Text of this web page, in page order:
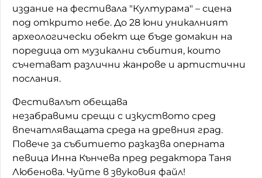
издание на фестивала "Културама" – сцена
под открито небе. До 28 юни уникалният
археологически обект ще бъде домакин на
поредица от музикални събития, които
съчетават различни жанрове и артистични
послания.
Фестивалът обещава
незабравими срещи с изкуството сред
впечатляващата среда на древния град.
Повече за събитието разказва оперната
певица Инна Кънчева пред редактора Таня
Любенова. Чуйте в звуковия файл!